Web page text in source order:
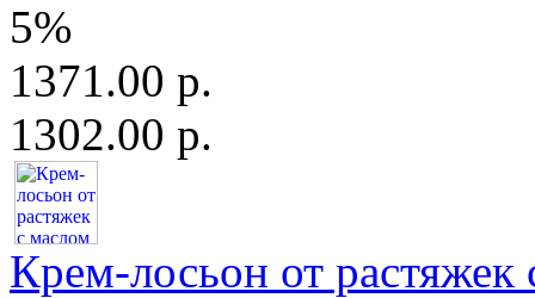
5%
1371.00 р.
1302.00 р.
Крем-лосьон от